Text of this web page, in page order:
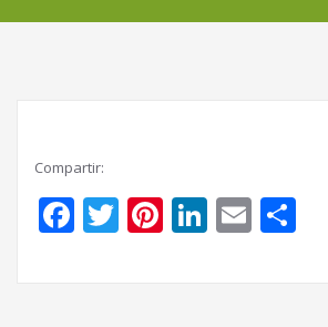
Compartir:
Facebook
Twitter
Pinterest
LinkedIn
Email